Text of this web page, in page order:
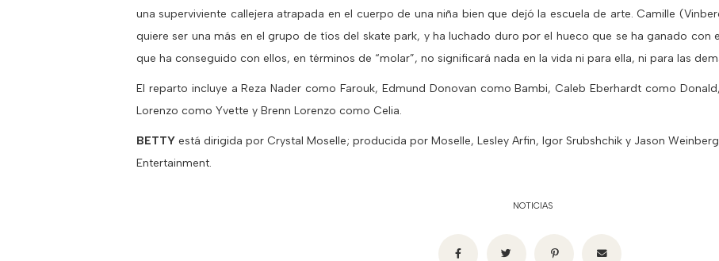
una superviviente callejera atrapada en el cuerpo de una niña bien que dejó la escuela de arte. Camille
quiere ser una más en el grupo de tíos del skate park, y ha luchado duro por el hueco que se ha ganado con
que ha conseguido con ellos, en términos de “molar”, no significará nada en la vida ni para ella, ni para las
El reparto incluye a Reza Nader como Farouk, Edmund Donovan como Bambi, Caleb Eberhardt como
Lorenzo como Yvette y Brenn Lorenzo como Celia.
BETTY está dirigida por Crystal Moselle; producida por Moselle, Lesley Arfin, Igor Srubshchik y Jason
Entertainment.
NOTICIAS